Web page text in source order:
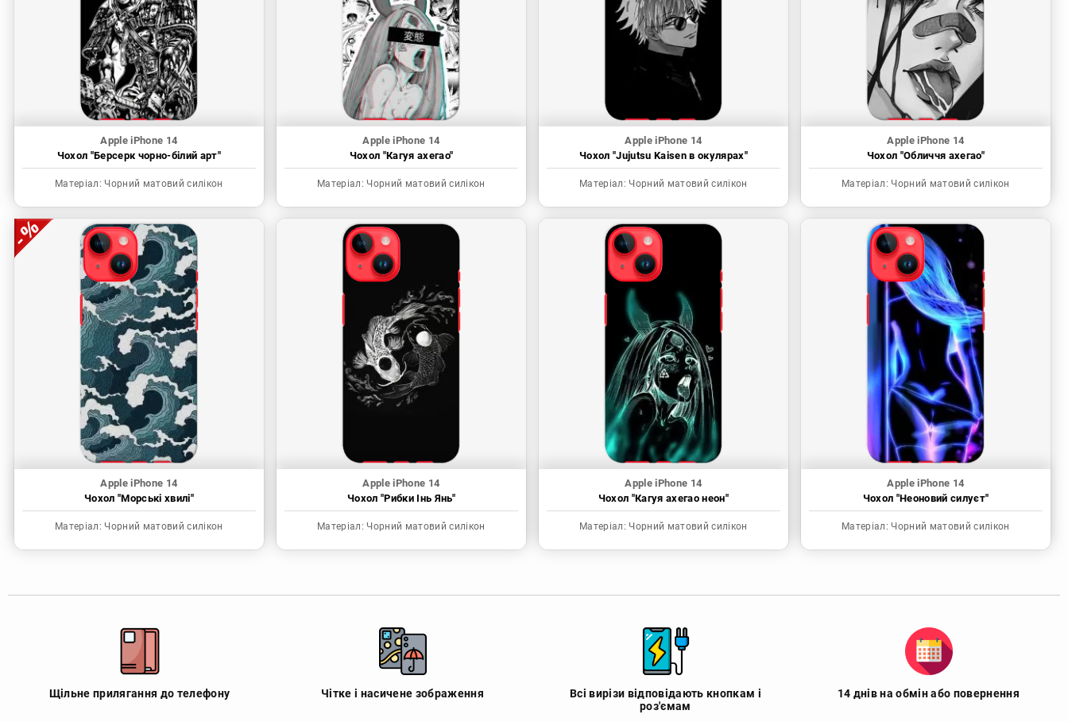
Apple iPhone 14
Чохол "Берсерк чорно-білий арт"
Матеріал: Чорний матовий силікон
Apple iPhone 14
Чохол "Кагуя ахегао"
Матеріал: Чорний матовий силікон
Apple iPhone 14
Чохол "Jujutsu Kaisen в окулярах"
Матеріал: Чорний матовий силікон
Apple iPhone 14
Чохол "Обличчя ахегао"
Матеріал: Чорний матовий силікон
Apple iPhone 14
Чохол "Морські хвилі"
Матеріал: Чорний матовий силікон
Apple iPhone 14
Чохол "Рибки Інь Янь"
Матеріал: Чорний матовий силікон
Apple iPhone 14
Чохол "Кагуя ахегао неон"
Матеріал: Чорний матовий силікон
Apple iPhone 14
Чохол "Неоновий силуєт"
Матеріал: Чорний матовий силікон
Щільне прилягання до телефону Чітке і насичене зображення
Всі вирізи відповідають кнопкам і
роз'ємам
14 днів на обмін або повернення